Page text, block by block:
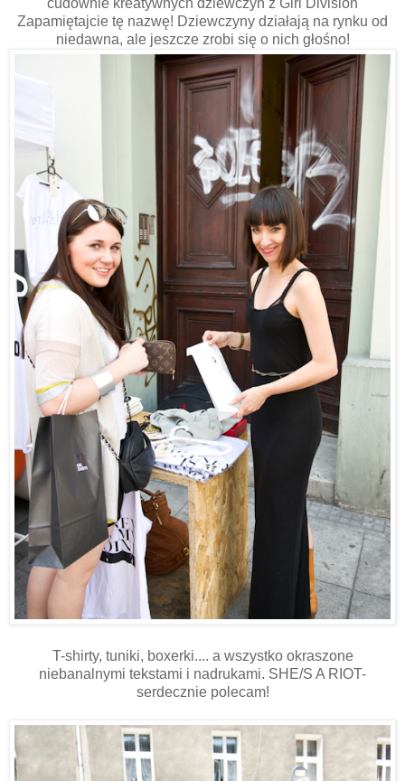
Zapamiętajcie tę nazwę! Dziewczyny działają na rynku od
niedawna, ale jeszcze zrobi się o nich głośno!
T-shirty, tuniki, boxerki.... a wszystko okraszone
niebanalnymi tekstami i nadrukami. SHE/S A RIOT-
serdecznie polecam!